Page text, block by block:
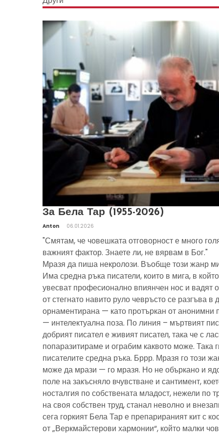
За Бела Тар (1955-2026)
Anton 06.01.2026
"Смятам, че човешката отговорност е много
важният фактор. Знаете ли, не вярвам в Бог."
Мразя да пиша некролози. Въобще този жанр
Има средна ръка писатели, които в мига, в
увесват професионално впиянчен нос и вадят
от стегнато навито руло чевръсто се разгъва в
орнаментирана — като протъркан от анонимни
— интелектуална поза. По линия – мъртвият
добрият писател е живият писател, така че с
попаразитираме и ограбим каквото може. Така
писателите средна ръка. Бррр. Мразя го този
може да мрази — го мразя. Но не объркано и
поле на закъсняло вчувстване и сантимент,
носталгия по собствената младост, нежели по
на своя собствен труд, станал неволно и
сега горкият Бела Тар е препарираният кит с
от „Веркмайстерови хармонии“, който малки